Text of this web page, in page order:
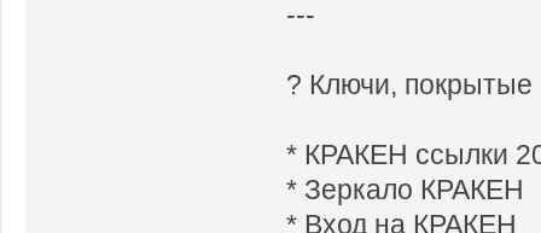
---
? Ключи, покрытые
* КРАКЕН ссылки
* Зеркало КРАКЕН
* Вход на КРАКЕН